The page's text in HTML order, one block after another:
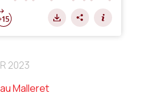
2023
Malleret